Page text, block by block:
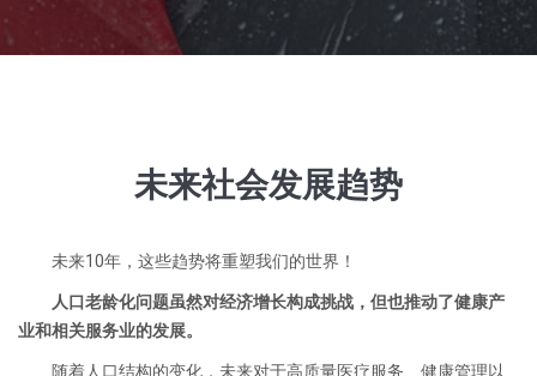
未来社会发展趋势
未来10年，这些趋势将重塑我们的世界！
人口老龄化问题虽然对经济增长构成挑战，但也推动了健康产
业和相关服务业的发展。
随着人口结构的变化，未来对于高质量医疗服务、健康管理以